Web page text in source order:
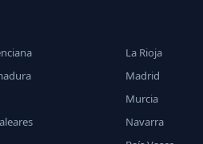
La Rioja
Madrid
Murcia
Navarra